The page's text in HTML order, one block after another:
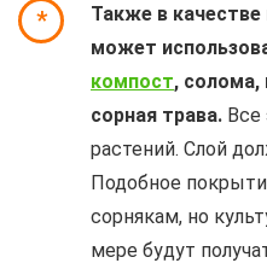
*
Также в
может
компост, солома,
сорная трава. Все
растений. Слой
Подобное
сорнякам, но
мере будут